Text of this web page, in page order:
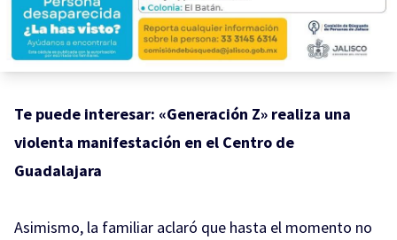
Te puede interesar: «Generación Z» realiza una
violenta manifestación en el Centro de
Guadalajara
Asimismo, la familiar aclaró que hasta el momento no